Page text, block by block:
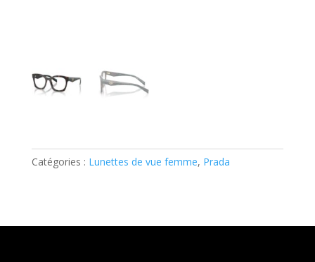
Catégories : Lunettes de vue femme, Prada